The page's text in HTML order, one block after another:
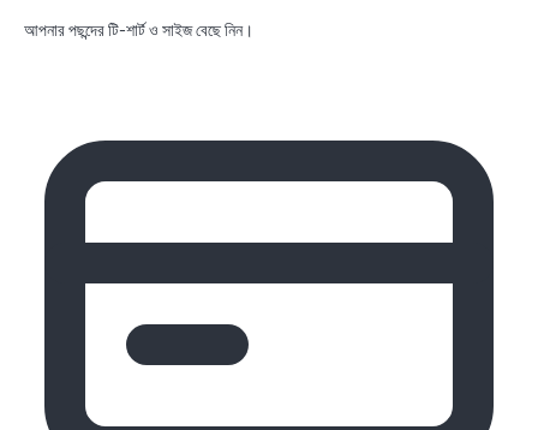
আপনার পছন্দের টি-শার্ট ও সাইজ বেছে নিন।